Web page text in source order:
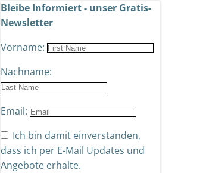
Bleibe Informiert - unser Gratis-
Newsletter
Vorname:
Nachname:
Email:
Ich bin damit einverstanden,
dass ich per E-Mail Updates und
Angebote erhalte.